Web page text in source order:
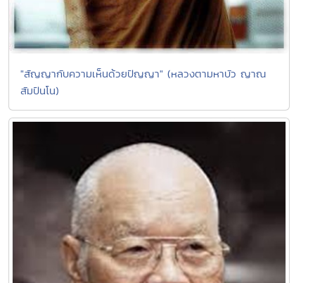
"สัญญากับความเห็นด้วยปัญญา" (หลวงตามหาบัว ญาณ
สัมปันโน)